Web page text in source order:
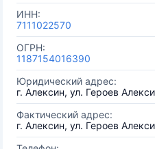
ИНН:
7111022570
ОГРН:
1187154016390
Юридический адрес:
г. Алексин, ул. Героев
Фактический адрес:
г. Алексин, ул. Героев